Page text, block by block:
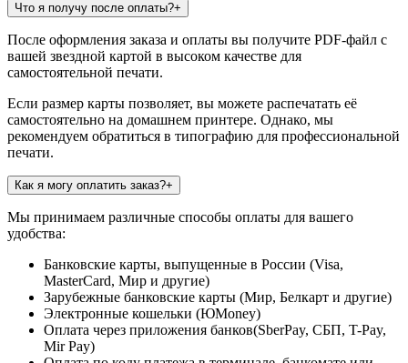
Что я получу после оплаты?+
После оформления заказа и оплаты вы получите PDF-файл с
вашей звездной картой в высоком качестве для
самостоятельной печати.
Если размер карты позволяет, вы можете распечатать её
самостоятельно на домашнем принтере. Однако, мы
рекомендуем обратиться в типографию для профессиональной
печати.
Как я могу оплатить заказ?+
Мы принимаем различные способы оплаты для вашего
удобства:
Банковские карты, выпущенные в России (Visa,
MasterCard, Мир и другие)
Зарубежные банковские карты (Мир, Белкарт и другие)
Электронные кошельки (ЮMoney)
Оплата через приложения банков(SberPay, СБП, T-Pay,
Mir Pay)